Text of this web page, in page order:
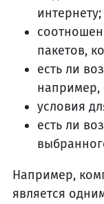
интернету;
пакетов,
есть ли
например,
условия
есть ли
Например,
является